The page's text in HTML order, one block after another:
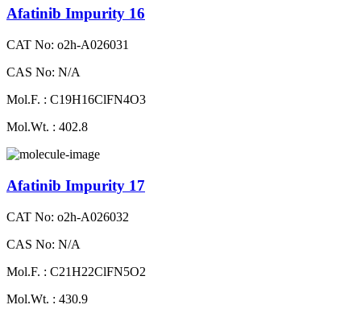
Afatinib Impurity 16
CAT No: o2h-A026031
CAS No: N/A
Mol.F. : C19H16ClFN4O3
Mol.Wt. : 402.8
Afatinib Impurity 17
CAT No: o2h-A026032
CAS No: N/A
Mol.F. : C21H22ClFN5O2
Mol.Wt. : 430.9